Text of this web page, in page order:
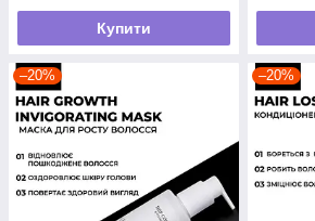
Купити
–20% –20%